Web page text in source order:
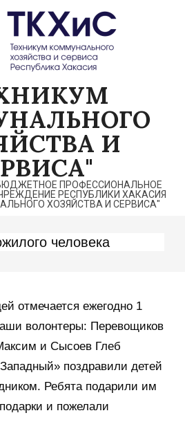
И
ПРОФЕССИОНАЛЬНОЕ
РЕСПУБЛИКИ ХАКАСИЯ
ХОЗЯЙСТВА И СЕРВИСА"
человека
отмечается ежегодно 1
волонтеры: Перевощиков
и Сысоев Глеб
поздравили детей
Ребята подарили им
и пожелали